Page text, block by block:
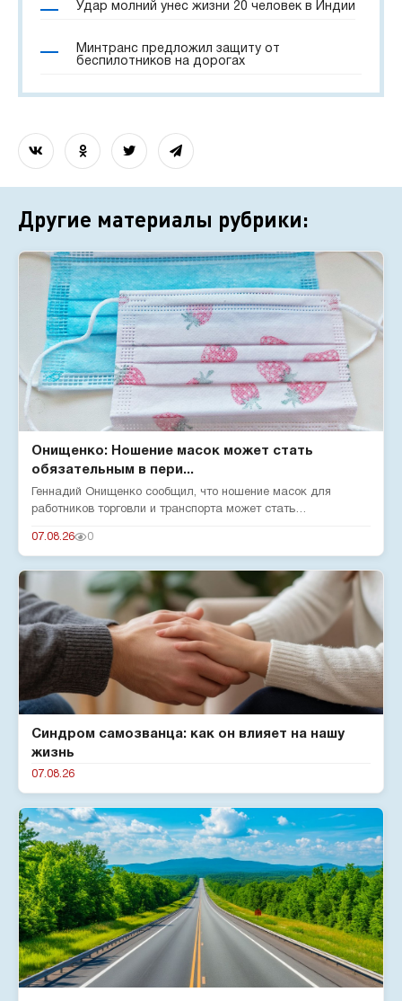
Удар молний унес жизни 20 человек в Индии
Минтранс предложил защиту от
беспилотников на дорогах
Другие материалы рубрики:
Онищенко: Ношение масок может стать
обязательным в пери...
Геннадий Онищенко сообщил, что ношение масок для
работников торговли и транспорта может стать
07.08.26 0
Синдром самозванца: как он влияет на нашу
жизнь
07.08.26